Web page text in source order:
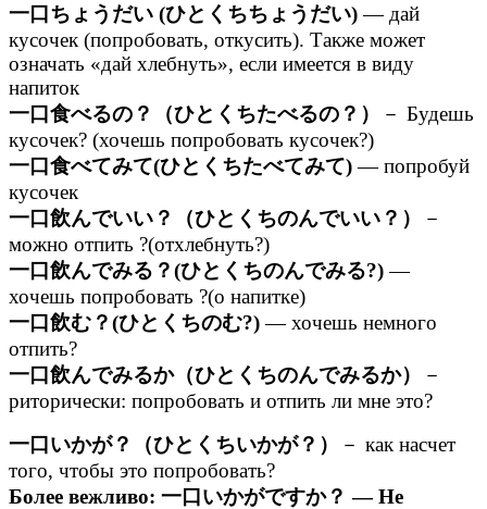
一口ちょうだい (ひとくちちょうだい)— дай
кусочек (попробовать, откусить). Также может
означать «дай хлебнуть», если имеется в виду
напиток
一口食べるの？（ひとくちたべるの？）
－ Будешь
кусочек? (хочешь попробовать кусочек?)
一口食べてみて(ひとくちたべてみて)— попробуй
кусочек
一口飲んでいい？（ひとくちのんでいい？）
－
можно отпить ?(отхлебнуть?)
一口飲んでみる？(ひとくちのんでみる?)—
хочешь попробовать ?(о напитке)
一口飲む？(ひとくちのむ?)— хочешь немного
отпить?
一口飲んでみるか（ひとくちのんでみるか）
－
риторически: попробовать и отпить ли мне это?
一口いかが？（ひとくちいかが？）
－ как насчет
того, чтобы это попробовать?
Более вежливо: 一口いかがですか？ — Не